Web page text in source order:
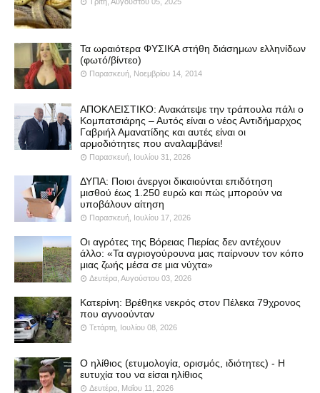
Τα ωραιότερα ΦΥΣΙΚΑ στήθη διάσημων ελληνίδων
(φωτό/βίντεο)
Παρασκευή, Νοεμβρίου 14, 2014
ΑΠΟΚΛΕΙΣΤΙΚΟ: Ανακάτεψε την τράπουλα πάλι ο
Κομπατσιάρης – Αυτός είναι ο νέος Αντιδήμαρχος
Γαβριήλ Αμανατίδης και αυτές είναι οι
αρμοδιότητες που αναλαμβάνει!
Παρασκευή, Ιουλίου 31, 2026
ΔΥΠΑ: Ποιοι άνεργοι δικαιούνται επιδότηση
μισθού έως 1.250 ευρώ και πώς μπορούν να
υποβάλουν αίτηση
Παρασκευή, Ιουλίου 17, 2026
Οι αγρότες της Βόρειας Πιερίας δεν αντέχουν
άλλο: «Τα αγριογούρουνα μας παίρνουν τον κόπο
μιας ζωής μέσα σε μια νύχτα»
Δευτέρα, Αυγούστου 03, 2026
Κατερίνη: Βρέθηκε νεκρός στον Πέλεκα 79χρονος
που αγνοούνταν
Τετάρτη, Ιουλίου 08, 2026
Ο ηλίθιος (ετυμολογία, ορισμός, ιδιότητες) - Η
ευτυχία του να είσαι ηλίθιος
Δευτέρα, Μαΐου 11, 2026